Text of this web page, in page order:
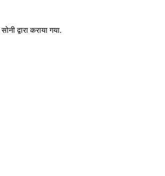
द्वारा कराया गया.